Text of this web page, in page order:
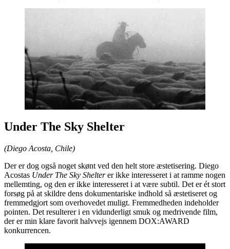
Under The Sky Shelter
(Diego Acosta, Chile)
Der er dog også noget skønt ved den helt store æstetisering. Diego
Acostas Under The Sky Shelterer ikke interesseret i at ramme nogen
mellemting, og den er ikke interesseret i at være subtil. Det er ét stort
forsøg på at skildre dens dokumentariske indhold så æstetiseret og
fremmedgjort som overhovedet muligt. Fremmedheden indeholder
pointen. Det resulterer i en vidunderligt smuk og medrivende film,
der er min klare favorit halvvejs igennem DOX:AWARD
konkurrencen.